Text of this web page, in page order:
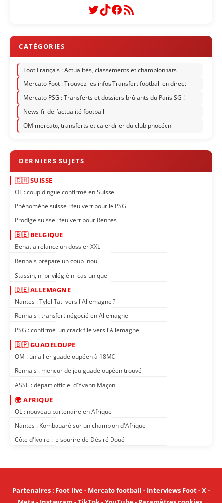
Twitter
TikTok
Facebook
Flux RSS
Foot Français : Actualités, classements et championnats
Mercato Foot : Trouvez les infos Transfert football en direct
Mercato PSG : Transferts et dossiers brûlants du Paris SG !
News-fil de l’actualité football
OM mercato, transferts et calendrier du club phocéen
🇨🇭 SUISSE
OL : coup dingue confirmé en Suisse
Phénomène suisse : feu vert pour le PSG
Prodige suisse : feu vert pour Rennes
🇧🇪 BELGIQUE
Benatia relance un dossier XXL
Rennais prépare un coup inouï
Stassin, ni privilégié ni cas unique
🇩🇪 ALLEMAGNE
Nantes : Tylel Tati vers l'Allemagne ?
Rennais : transfert négocié en Allemagne
PSG : confirmé, un crack file vers l'Allemagne
🇬🇵 GUADELOUPE
OM : un ailier guadeloupéen à 18M€
Rennais : meneur de jeu guadeloupéen trouvé
ASSE : départ officiel d'Yvann Maçon
🌍 AFRIQUE
OL : nouveau partenaire en Afrique
Nantes : Kombouaré sur un champion d'Afrique
Côte d'Ivoire : le sourire de Désiré Doué
Partenaires: Foot live- Mercato football - Interviews Foot-X-